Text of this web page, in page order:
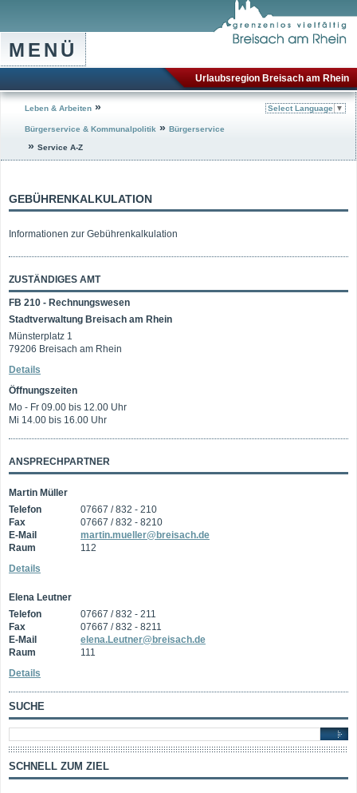
MENÜ
Urlaubsregion Breisach am Rhein
Leben & Arbeiten »
Bürgerservice & Kommunalpolitik » Bürgerservice
» Service A-Z
Select Language ▼
GEBÜHRENKALKULATION
Informationen zur Gebührenkalkulation
ZUSTÄNDIGES AMT
FB 210 - Rechnungswesen
Stadtverwaltung Breisach am Rhein
Münsterplatz 1
79206 Breisach am Rhein
Details
Öffnungszeiten
Mo - Fr 09.00 bis 12.00 Uhr
Mi 14.00 bis 16.00 Uhr
ANSPRECHPARTNER
Martin Müller
Telefon
07667 / 832 - 210
Fax
07667 / 832 - 8210
E-Mail
martin.mueller@breisach.de
Raum
112
Details
Elena Leutner
Telefon
07667 / 832 - 211
Fax
07667 / 832 - 8211
E-Mail
elena.Leutner@breisach.de
Raum
111
Details
SUCHE
SCHNELL ZUM ZIEL